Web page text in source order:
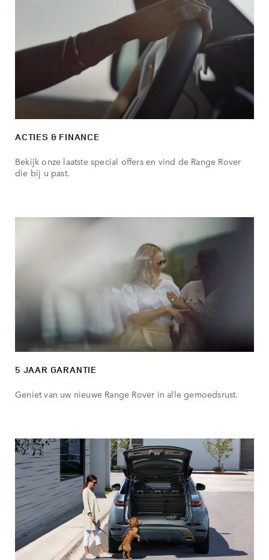
ACTIES & FINANCE
Bekijk onze laatste special offers en vind de Range Rover
die bij u past.
5 JAAR GARANTIE
Geniet van uw nieuwe Range Rover in alle gemoedsrust.